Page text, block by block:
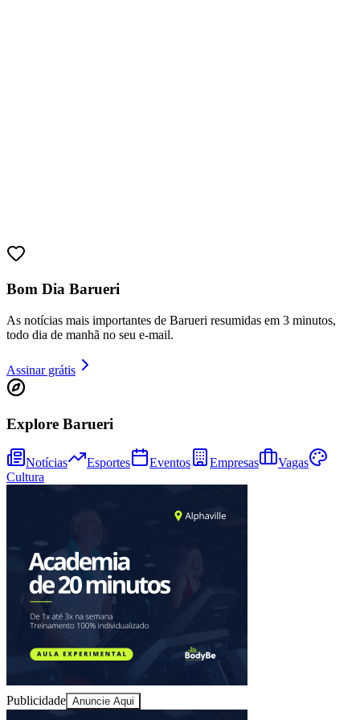
Bom Dia Barueri
As notícias mais importantes de Barueri resumidas em 3 minutos,
todo dia de manhã no seu e-mail.
Assinar grátis
Explore Barueri
Notícias Esportes Eventos Empresas
Vagas
Cultura
Publicidade Anuncie Aqui